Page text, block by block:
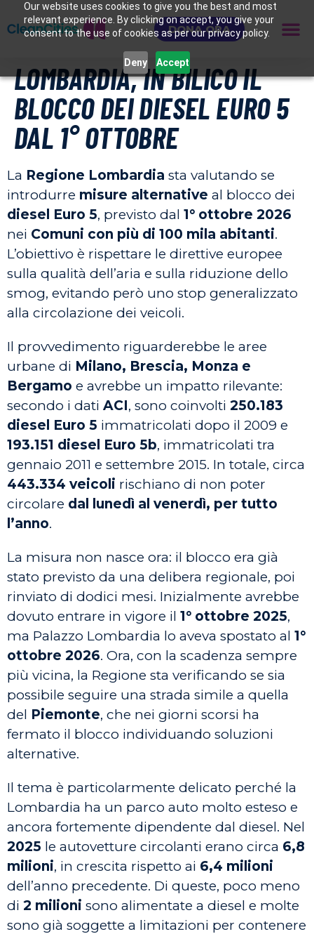
Our website uses cookies to give you the best and most
relevant experience. By clicking on accept, you give your
consent to the use of cookies as per our privacy policy.
Deny Accept
DONA ORA
LOMBARDIA, IN BILICO IL
BLOCCO DEI DIESEL EURO 5
DAL 1° OTTOBRE
La Regione Lombardia sta valutando se
introdurre misure alternative al blocco dei
diesel Euro 5, previsto dal 1° ottobre 2026
nei Comuni con più di 100 mila abitanti.
L’obiettivo è rispettare le direttive europee
sulla qualità dell’aria e sulla riduzione dello
smog, evitando però uno stop generalizzato
alla circolazione dei veicoli.
Il provvedimento riguarderebbe le aree
urbane di Milano, Brescia, Monza e
Bergamo e avrebbe un impatto rilevante:
secondo i dati ACI, sono coinvolti 250.183
diesel Euro 5 immatricolati dopo il 2009 e
193.151 diesel Euro 5b, immatricolati tra
gennaio 2011 e settembre 2015. In totale, circa
443.334 veicoli rischiano di non poter
circolare dal lunedì al venerdì, per tutto
l’anno.
La misura non nasce ora: il blocco era già
stato previsto da una delibera regionale, poi
rinviato di dodici mesi. Inizialmente avrebbe
dovuto entrare in vigore il 1° ottobre 2025,
ma Palazzo Lombardia lo aveva spostato al 1°
ottobre 2026. Ora, con la scadenza sempre
più vicina, la Regione sta verificando se sia
possibile seguire una strada simile a quella
del Piemonte, che nei giorni scorsi ha
fermato il blocco individuando soluzioni
alternative.
Il tema è particolarmente delicato perché la
Lombardia ha un parco auto molto esteso e
ancora fortemente dipendente dal diesel. Nel
2025 le autovetture circolanti erano circa 6,8
milioni, in crescita rispetto ai 6,4 milioni
dell’anno precedente. Di queste, poco meno
di 2 milioni sono alimentate a diesel e molte
sono già soggette a limitazioni per contenere